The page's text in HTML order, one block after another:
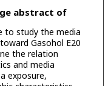
abstract of
to study the media
Gasohol E20
the relation
and media
exposure,